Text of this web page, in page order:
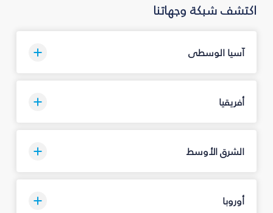
اكتشف شبكة وجهاتنا
آسيا الوسطى
أفريقيا
الشرق الأوسط
أوروبا